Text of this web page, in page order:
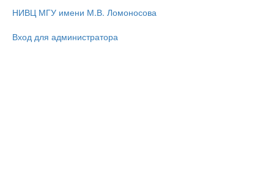
НИВЦ МГУ имени М.В. Ломоносова
Вход для администратора